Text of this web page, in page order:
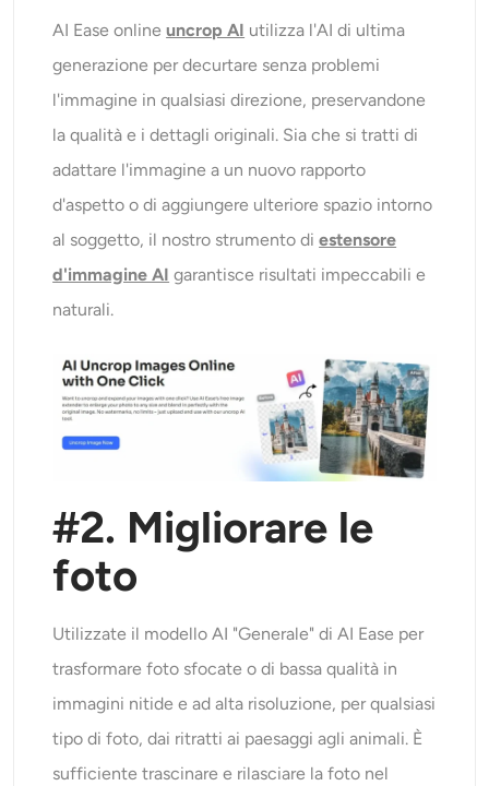
AI Ease onlineuncrop AI utilizza l'AI di ultima
generazione per decurtare senza problemi
l'immagine in qualsiasi direzione, preservandone
la qualità e i dettagli originali. Sia che si tratti di
adattare l'immagine a un nuovo rapporto
d'aspetto o di aggiungere ulteriore spazio intorno
al soggetto, il nostro strumento diestensore
d'immagine AI garantisce risultati impeccabili e
naturali.
#2. Migliorare le
foto
Utilizzate il modello AI "Generale" di AI Ease per
trasformare foto sfocate o di bassa qualità in
immagini nitide e ad alta risoluzione, per qualsiasi
tipo di foto, dai ritratti ai paesaggi agli animali. È
sufficiente trascinare e rilasciare la foto nel